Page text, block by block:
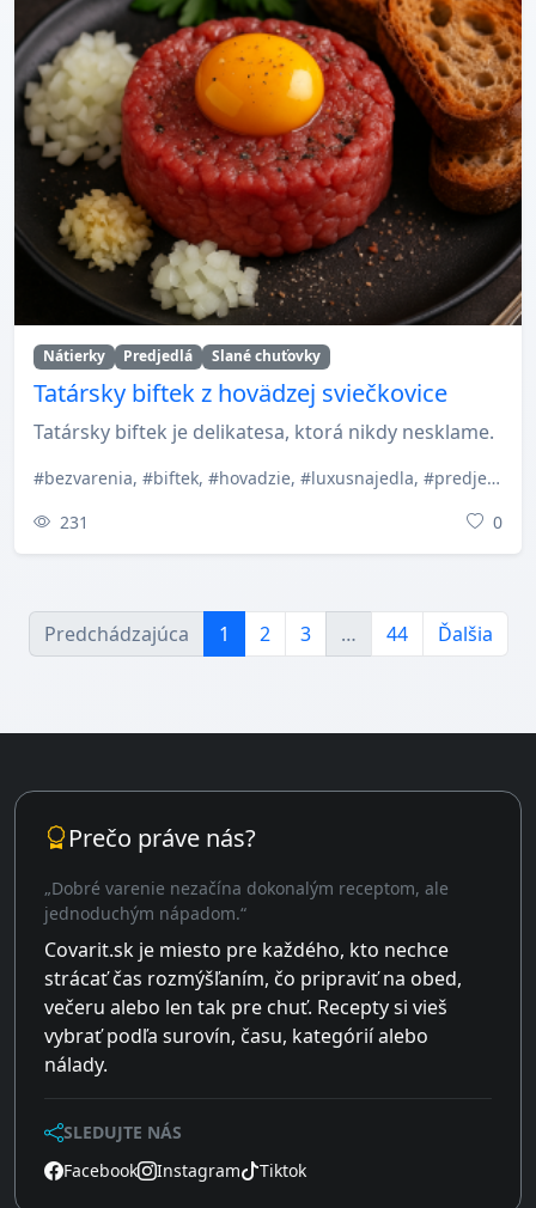
Nátierky Predjedlá Slané chuťovky
Tatársky biftek z hovädzej sviečkovice
Tatársky biftek je delikatesa, ktorá nikdy nesklame.
#bezvarenia, #biftek, #hovadzie, #luxusnajedla, #predjedlo, #rychlareceptura, #slovenskakuchyna, #studenejedla, #svieckovica, #tatarskybiftek
231
0
Predchádzajúca 1 2 3 … 44 Ďalšia
Prečo práve nás?
„Dobré varenie nezačína dokonalým receptom, ale
jednoduchým nápadom.“
Covarit.sk je miesto pre každého, kto nechce
strácať čas rozmýšľaním, čo pripraviť na obed,
večeru alebo len tak pre chuť. Recepty si vieš
vybrať podľa surovín, času, kategórií alebo
nálady.
SLEDUJTE NÁS
Facebook
Instagram Tiktok